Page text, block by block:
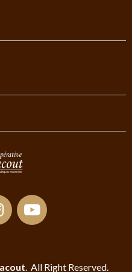
. All Right Reserved.